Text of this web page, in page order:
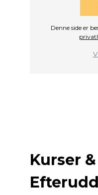
Denne side er
Kurser &